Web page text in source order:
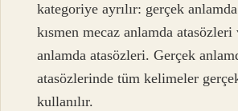
kategoriye ayrılır: gerçek
kısmen mecaz anlamda atasözleri
anlamda atasözleri. Gerçek
atasözlerinde tüm kelimeler
kullanılır.